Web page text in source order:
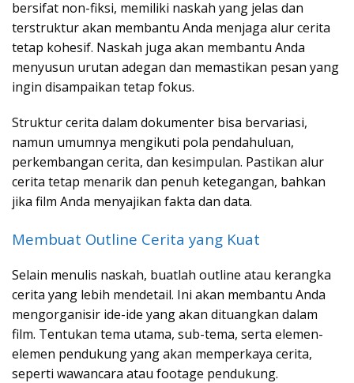
bersifat non-fiksi, memiliki naskah yang jelas dan
terstruktur akan membantu Anda menjaga alur cerita
tetap kohesif. Naskah juga akan membantu Anda
menyusun urutan adegan dan memastikan pesan yang
ingin disampaikan tetap fokus.
Struktur cerita dalam dokumenter bisa bervariasi,
namun umumnya mengikuti pola pendahuluan,
perkembangan cerita, dan kesimpulan. Pastikan alur
cerita tetap menarik dan penuh ketegangan, bahkan
jika film Anda menyajikan fakta dan data.
Membuat Outline Cerita yang Kuat
Selain menulis naskah, buatlah outline atau kerangka
cerita yang lebih mendetail. Ini akan membantu Anda
mengorganisir ide-ide yang akan dituangkan dalam
film. Tentukan tema utama, sub-tema, serta elemen-
elemen pendukung yang akan memperkaya cerita,
seperti wawancara atau footage pendukung.